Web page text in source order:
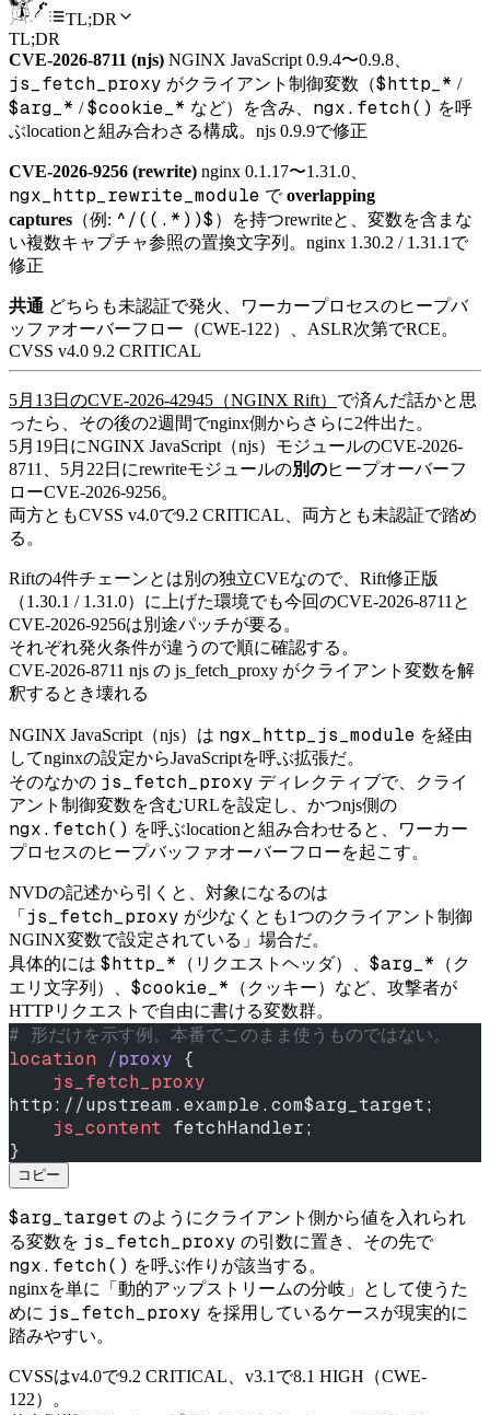
TL;DR
TL;DR
CVE-2026-8711 (njs) NGINX JavaScript 0.9.4〜0.9.8、
js_fetch_proxy がクライアント制御変数（$http_* /
$arg_* /$cookie_* など）を含み、 ngx.fetch() を呼
ぶlocationと組み合わさる構成。njs 0.9.9で修正
CVE-2026-9256 (rewrite) nginx 0.1.17〜1.31.0、
ngx_http_rewrite_module でoverlapping
captures （例: ^/((.*))$ ）を持つrewriteと、変数を含まな
い複数キャプチャ参照の置換文字列。nginx 1.30.2 / 1.31.1で
修正
共通 どちらも未認証で発火、ワーカープロセスのヒープバ
ッファオーバーフロー（CWE-122）、ASLR次第でRCE。
CVSS v4.0 9.2 CRITICAL
5月13日のCVE-2026-42945（NGINX Rift） で済んだ話かと思
ったら、その後の2週間でnginx側からさらに2件出た。
5月19日にNGINX JavaScript（njs）モジュールのCVE-2026-
8711、5月22日にrewriteモジュールの別のヒープオーバーフ
ローCVE-2026-9256。
両方ともCVSS v4.0で9.2 CRITICAL、両方とも未認証で踏め
る。
Riftの4件チェーンとは別の独立CVEなので、Rift修正版
（1.30.1 / 1.31.0）に上げた環境でも今回のCVE-2026-8711と
CVE-2026-9256は別途パッチが要る。
それぞれ発火条件が違うので順に確認する。
CVE-2026-8711 njs の js_fetch_proxy がクライアント変数を解
釈するとき壊れる
NGINX JavaScript（njs）は ngx_http_js_module を経由
してnginxの設定からJavaScriptを呼ぶ拡張だ。
そのなかの js_fetch_proxy ディレクティブで、クライ
アント制御変数を含むURLを設定し、かつnjs側の
ngx.fetch() を呼ぶlocationと組み合わせると、ワーカー
プロセスのヒープバッファオーバーフローを起こす。
NVDの記述から引くと、対象になるのは
「 js_fetch_proxy が少なくとも1つのクライアント制御
NGINX変数で設定されている」場合だ。
具体的には $http_* （リクエストヘッダ）、 $arg_*
（ク
エリ文字列）、 $cookie_*
（クッキー）など、攻撃者が
HTTPリクエストで自由に書ける変数群。
# 形だけを示す例。本番でこのまま使うものではない。
location /proxy {
    js_fetch_proxy
http://upstream.example.com$arg_target;
    js_content
fetchHandler;
}
コピー
$arg_target のようにクライアント側から値を入れられ
る変数を js_fetch_proxy の引数に置き、その先で
ngx.fetch() を呼ぶ作りが該当する。
nginxを単に「動的アップストリームの分岐」として使うた
めに js_fetch_proxy を採用しているケースが現実的に
踏みやすい。
CVSSはv4.0で9.2 CRITICAL、v3.1で8.1 HIGH（CWE-
122）。